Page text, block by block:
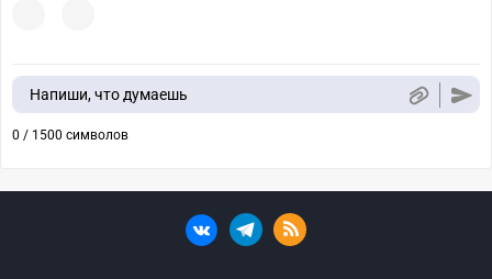
Напиши, что думаешь
0 / 1500 символов